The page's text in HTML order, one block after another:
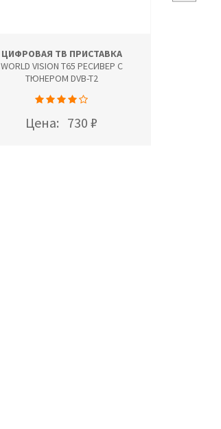
ЦИФРОВАЯ ТВ ПРИСТАВКА
WORLD VISION T65 РЕСИВЕР С
ТЮНЕРОМ DVB-T2
Цена: 730 ₽